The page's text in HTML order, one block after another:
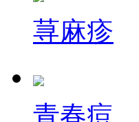
荨麻疹
青春痘